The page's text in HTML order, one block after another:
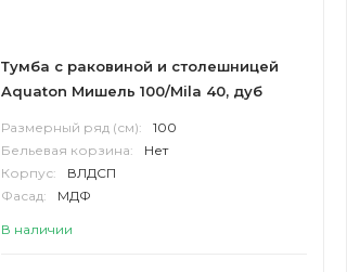
Тумба с раковиной и столешницей
Aquaton Мишель 100/Mila 40, дуб
Размерный ряд (см):
100
Бельевая корзина:
Нет
Корпус:
ВЛДСП
Фасад:
МДФ
В наличии